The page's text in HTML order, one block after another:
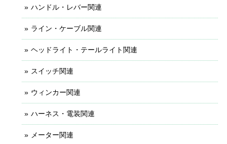
ハンドル・レバー関連
ライン・ケーブル関連
ヘッドライト・テールライト関連
スイッチ関連
ウィンカー関連
ハーネス・電装関連
メーター関連